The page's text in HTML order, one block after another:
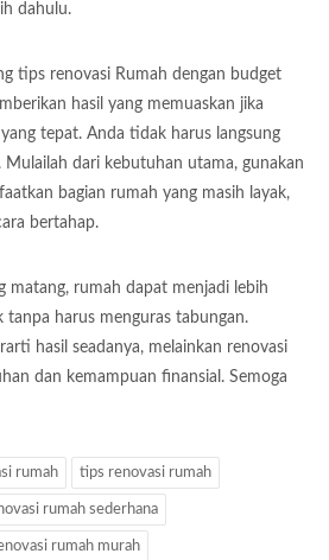
dahulu.
tips renovasi Rumah dengan budget
hasil yang memuaskan jika
tepat. Anda tidak harus langsung
Mulailah dari kebutuhan utama, gunakan
bagian rumah yang masih layak,
bertahap.
matang, rumah dapat menjadi lebih
tanpa harus menguras tabungan.
hasil seadanya, melainkan renovasi
dan kemampuan finansial. Semoga
rumah tips renovasi rumah
rumah sederhana
rumah murah